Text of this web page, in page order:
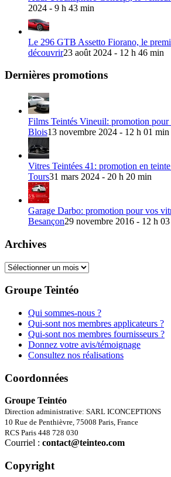
2024 - 9 h 43 min
Le 296 GTB Assetto Fiorano, le
découvrir23 août 2024 - 12 h 46 min
Dernières promotions
Films Teintés Vineuil: promotion pour
Blois13 novembre 2024 - 12 h 01 min
Vitres Teintées 41: promotion en
Tours31 mars 2024 - 20 h 20 min
Garage Darbo: promotion pour vos
Besançon29 novembre 2016 - 12 h
Archives
Archives
Groupe Teintéo
Qui sommes-nous ?
Qui-sont nos membres applicateurs ?
Qui-sont nos membres fournisseurs ?
Donnez votre avis/témoignage
Consultez nos réalisations
Coordonnées
Groupe Teintéo
Direction administrative: SARL ICONCEPTIONS
10 Rue de Penthièvre, 75008 Paris, France
RCS Paris 448 728 030
Courriel : contact@teinteo.com
Copyright